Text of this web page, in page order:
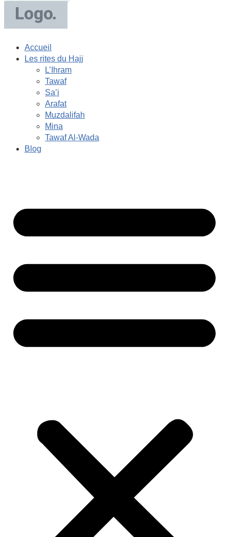
Accueil
Les rites du Hajj
L’Ihram
Tawaf
Sa’i
Arafat
Muzdalifah
Mina
Tawaf Al-Wada
Blog